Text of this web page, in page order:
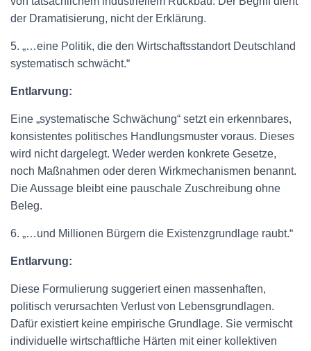
der Dramatisierung, nicht der Erklärung.
5. „…eine Politik, die den Wirtschaftsstandort Deutschland
systematisch schwächt.“
Entlarvung:
Eine „systematische Schwächung“ setzt ein erkennbares,
konsistentes politisches Handlungsmuster voraus. Dieses
wird nicht dargelegt. Weder werden konkrete Gesetze,
noch Maßnahmen oder deren Wirkmechanismen benannt.
Die Aussage bleibt eine pauschale Zuschreibung ohne
Beleg.
6. „…und Millionen Bürgern die Existenzgrundlage raubt.“
Entlarvung:
Diese Formulierung suggeriert einen massenhaften,
politisch verursachten Verlust von Lebensgrundlagen.
Dafür existiert keine empirische Grundlage. Sie vermischt
individuelle wirtschaftliche Härten mit einer kollektiven